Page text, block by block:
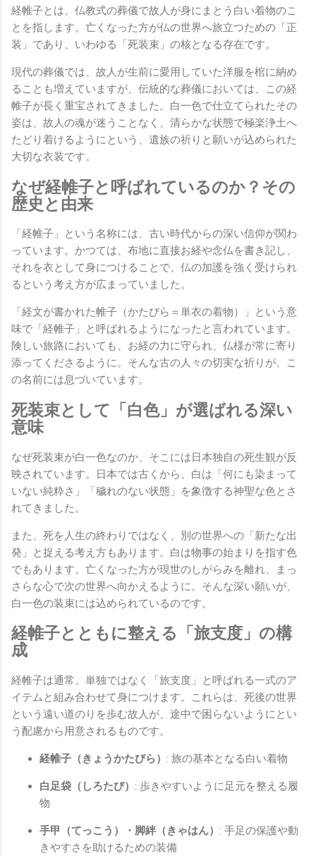
経帷子とは、仏教式の葬儀で故人が身にまとう白い着物のこ
とを指します。亡くなった方が仏の世界へ旅立つための「正
装」であり、いわゆる「死装束」の核となる存在です。
現代の葬儀では、故人が生前に愛用していた洋服を棺に納め
ることも増えていますが、伝統的な葬儀においては、この経
帷子が長く重宝されてきました。白一色で仕立てられたその
姿は、故人の魂が迷うことなく、清らかな状態で極楽浄土へ
たどり着けるようにという、遺族の祈りと願いが込められた
大切な衣装です。
なぜ経帷子と呼ばれているのか？その
歴史と由来
「経帷子」という名称には、古い時代からの深い信仰が関わ
っています。かつては、布地に直接お経や念仏を書き記し、
それを衣として身につけることで、仏の加護を強く受けられ
るという考え方が広まっていました。
「経文が書かれた帷子（かたびら＝単衣の着物）」という意
味で「経帷子」と呼ばれるようになったと言われています。
険しい旅路においても、お経の力に守られ、仏様が常に寄り
添ってくださるように。そんな古の人々の切実な祈りが、こ
の名前には息づいています。
死装束として「白色」が選ばれる深い
意味
なぜ死装束が白一色なのか、そこには日本独自の死生観が反
映されています。日本では古くから、白は「何にも染まって
いない純粋さ」「穢れのない状態」を象徴する神聖な色とさ
れてきました。
また、死を人生の終わりではなく、別の世界への「新たな出
発」と捉える考え方もあります。白は物事の始まりを指す色
でもあります。亡くなった方が現世のしがらみを離れ、まっ
さらな心で次の世界へ向かえるように。そんな深い願いが、
白一色の装束には込められているのです。
経帷子とともに整える「旅支度」の構
成
経帷子は通常、単独ではなく「旅支度」と呼ばれる一式のア
イテムと組み合わせて身につけます。これらは、死後の世界
という遠い道のりを歩む故人が、途中で困らないようにとい
う配慮から用意されるものです。
経帷子（きょうかたびら） : 旅の基本となる白い着物
白足袋（しろたび） : 歩きやすいように足元を整える履
物
手甲（てっこう）・脚絆（きゃはん） : 手足の保護や動
きやすさを助けるための装備